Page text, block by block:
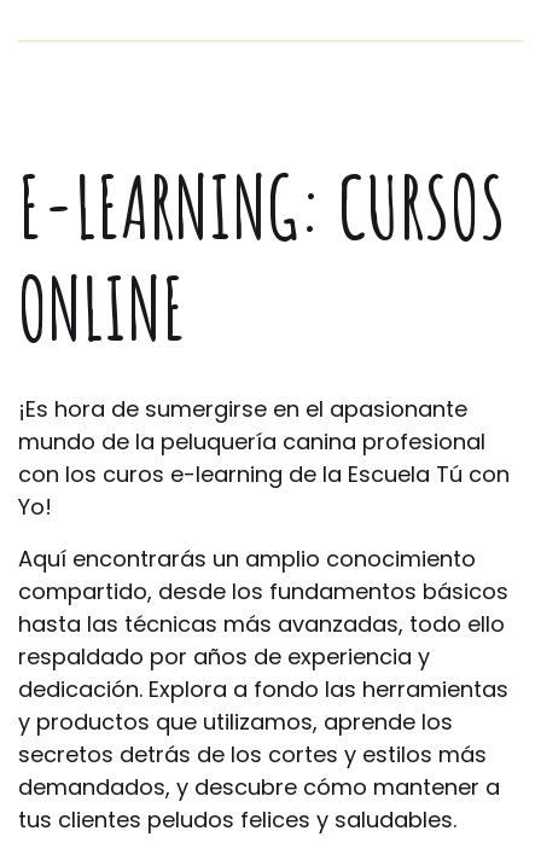
E-LEARNING: CURSOS
ONLINE
¡Es hora de sumergirse en el apasionante
mundo de la peluquería canina profesional
con los curos e-learning de la Escuela Tú con
Yo!
Aquí encontrarás un amplio conocimiento
compartido, desde los fundamentos básicos
hasta las técnicas más avanzadas, todo ello
respaldado por años de experiencia y
dedicación. Explora a fondo las herramientas
y productos que utilizamos, aprende los
secretos detrás de los cortes y estilos más
demandados, y descubre cómo mantener a
tus clientes peludos felices y saludables.